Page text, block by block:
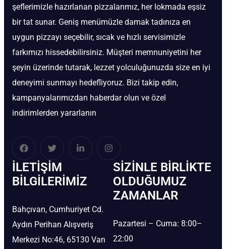
şeflerimizle hazırlanan pizzalarımız, her lokmada eşsiz
bir tat sunar. Geniş menümüzle damak tadınıza en
uygun pizzayı seçebilir, sıcak ve hızlı servisimizle
farkımızı hissedebilirsiniz. Müşteri memnuniyetini her
şeyin üzerinde tutarak, lezzet yolculuğunuzda size en iyi
deneyimi sunmayı hedefliyoruz. Bizi takip edin,
kampanyalarımızdan haberdar olun ve özel
indirimlerden yararlanın
İLETIŞIM
BİLGILERIMIZ
Bahçıvan, Cumhuriyet Cd.
Aydın Perihan Alışveriş
Merkezi No:46, 65130 Van
SIZINLE BIRLIKTE
OLDUĞUMUZ
ZAMANLAR
Pazartesi – Cuma: 8:00–
22:00